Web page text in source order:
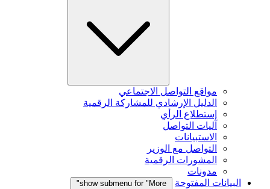
مواقع التواصل الاجتماعي
الدليل الإرشادي للمشاركة الرقمية
إستطلاع الرأي
آليات التواصل
الاستبيانات
التواصل مع الوزير
المشورات الرقمية
مدونات
البيانات المفتوحة
show submenu for "More"